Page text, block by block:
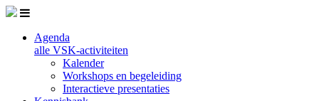
Skip to main content
Agenda
alle VSK-activiteiten
Kalender
Workshops en begeleiding
Interactieve presentaties